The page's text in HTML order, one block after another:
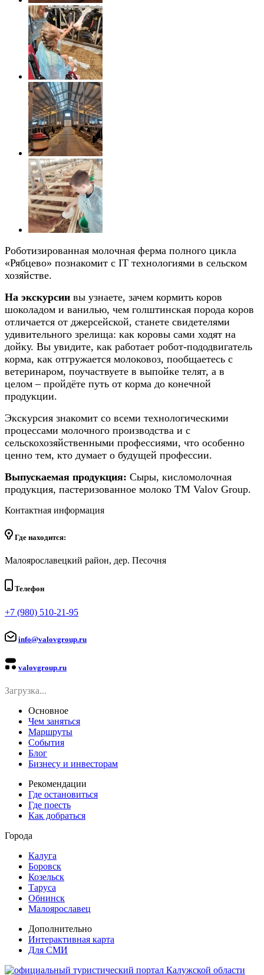
Роботизированная молочная ферма полного цикла
«Рябцево» познакомит с IT технологиями в сельском
хозяйстве.
На экскурсии вы узнаете, зачем кормить коров
шоколадом и ванилью, чем голштинская порода коров
отличается от джерсейской, станете свидетелями
удивительного зрелища: как коровы сами ходят на
дойку. Вы увидите, как работает робот-пододвигатель
корма, как отгружается молоковоз, пообщаетесь с
ветеринаром, поучаствуете в выпойке телят, а в
целом – пройдёте путь от корма до конечной
продукции.
Экскурсия знакомит со всеми технологическими
процессами молочного производства и с
сельскохозяйственными профессиями, что особенно
ценно тем, кто думает о будущей профессии.
Выпускаемая продукция: Сыры, кисломолочная
продукция, пастеризованное молоко ТМ Valov Group.
Контактная информация
Где находится:
Малоярославецкий район, дер. Песочня
Телефон
+7 (980) 510-21-95
info@valovgroup.ru
valovgroup.ru
Загрузка...
Основное
Чем заняться
Маршруты
События
Блог
Бизнесу и инвесторам
Рекомендации
Где остановиться
Где поесть
Как добраться
Города
Калуга
Боровск
Козельск
Таруса
Обнинск
Малоярославец
Дополнительно
Интерактивная карта
Для СМИ